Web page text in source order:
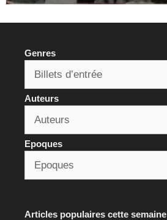
Genres
Auteurs
Epoques
Articles populaires cette semaine